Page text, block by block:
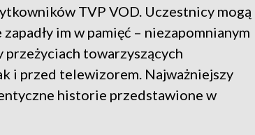
TVP VOD. Uczestnicy mogą
im w pamięć – niezapomnianym
towarzyszących
i przed telewizorem. Najważniejszy
historie przedstawione w